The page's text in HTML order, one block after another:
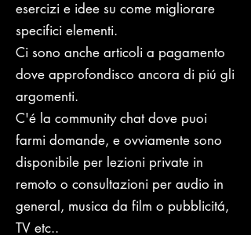
esercizi e idee su come migliorare
specifici elementi.
Ci sono anche articoli a pagamento
dove approfondisco ancora di piú gli
argomenti.
C'é la community chat dove puoi
farmi domande, e ovviamente sono
disponibile per lezioni private in
remoto o consultazioni per audio in
general, musica da film o pubblicitá,
TV etc..